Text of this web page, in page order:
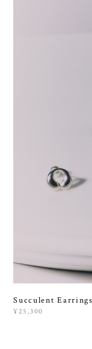
Succulent
¥25,300